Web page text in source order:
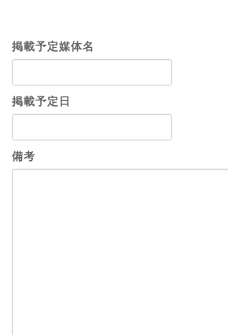
掲載予定媒体名
掲載予定日
備考